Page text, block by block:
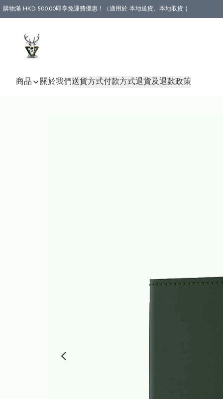
購物滿 HKD 500.00即享免運費優惠！（適用於 本地送貨、本地取貨 )
商品 關於我們送貨方式付款方式退貨及退款政策